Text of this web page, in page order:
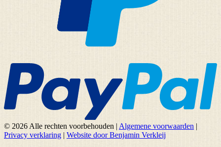
© 2026 Alle rechten voorbehouden | Algemene voorwaarden |
Privacy verklaring | Website door Benjamin Verkleij